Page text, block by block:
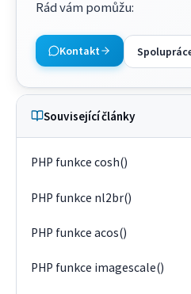
Rád vám pomůžu:
Kontakt
Související články
PHP funkce cosh()
PHP funkce nl2br()
PHP funkce acos()
PHP funkce imagescale()